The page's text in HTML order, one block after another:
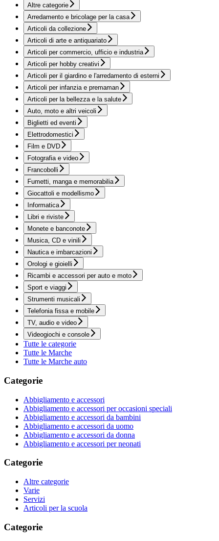
Altre categorie
Arredamento e bricolage per la casa
Articoli da collezione
Articoli di arte e antiquariato
Articoli per commercio, ufficio e industria
Articoli per hobby creativi
Articoli per il giardino e l'arredamento di esterni
Articoli per infanzia e premaman
Articoli per la bellezza e la salute
Auto, moto e altri veicoli
Biglietti ed eventi
Elettrodomestici
Film e DVD
Fotografia e video
Francobolli
Fumetti, manga e memorabilia
Giocattoli e modellismo
Informatica
Libri e riviste
Monete e banconote
Musica, CD e vinili
Nautica e imbarcazioni
Orologi e gioielli
Ricambi e accessori per auto e moto
Sport e viaggi
Strumenti musicali
Telefonia fissa e mobile
TV, audio e video
Videogiochi e console
Tutte le categorie
Tutte le Marche
Tutte le Marche auto
Categorie
Abbigliamento e accessori
Abbigliamento e accessori per occasioni speciali
Abbigliamento e accessori da bambini
Abbigliamento e accessori da uomo
Abbigliamento e accessori da donna
Abbigliamento e accessori per neonati
Categorie
Altre categorie
Varie
Servizi
Articoli per la scuola
Categorie